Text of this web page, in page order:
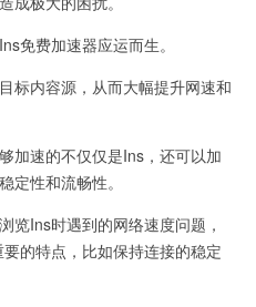
费加速器应运而生。
内容源，从而大幅提升网速和
速的不仅仅是Ins，还可以加
定性和流畅性。
Ins时遇到的网络速度问题，
的特点，比如保持连接的稳定